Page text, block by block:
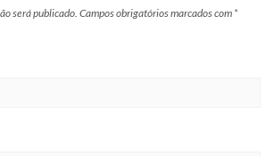
será publicado. Campos obrigatórios marcados com *